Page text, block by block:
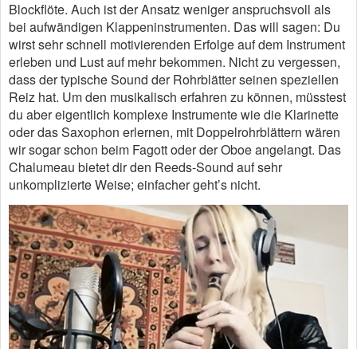
Blockflöte. Auch ist der Ansatz weniger anspruchsvoll als
bei aufwändigen Klappeninstrumenten. Das will sagen: Du
wirst sehr schnell motivierenden Erfolge auf dem Instrument
erleben und Lust auf mehr bekommen. Nicht zu vergessen,
dass der typische Sound der Rohrblätter seinen speziellen
Reiz hat. Um den musikalisch erfahren zu können, müsstest
du aber eigentlich komplexe Instrumente wie die Klarinette
oder das Saxophon erlernen, mit Doppelrohrblättern wären
wir sogar schon beim Fagott oder der Oboe angelangt. Das
Chalumeau bietet dir den Reeds-Sound auf sehr
unkomplizierte Weise; einfacher geht’s nicht.